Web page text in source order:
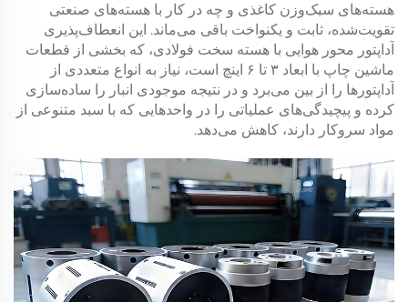
هسته‌های سبک‌وزن کاغذی و چه در کار با هسته‌های صنعتی
تقویت‌شده، ثابت و یکنواخت باقی می‌ماند. این انعطاف‌پذیری
آداپتور محور هوایی با هسته سخت فولادی، که بخشی از قطعات
ماشین چاپ با ابعاد ۳ تا ۶ اینچ است، نیاز به انواع متعددی از
آداپتورها را از بین می‌برد و در نتیجه موجودی انبار را ساده‌سازی
کرده و پیچیدگی‌های عملیاتی را در واحدهایی که با سبد متنوعی از
مواد سروکار دارند، کاهش می‌دهد.